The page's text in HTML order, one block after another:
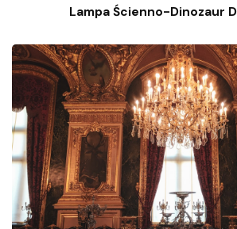
Lampa Ścienno-Dinozaur